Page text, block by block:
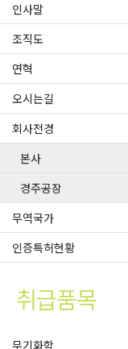
인사말
조직도
연혁
오시는길
회사전경
본사
경주공장
무역국가
인증특허현황
취급품목
무기화학